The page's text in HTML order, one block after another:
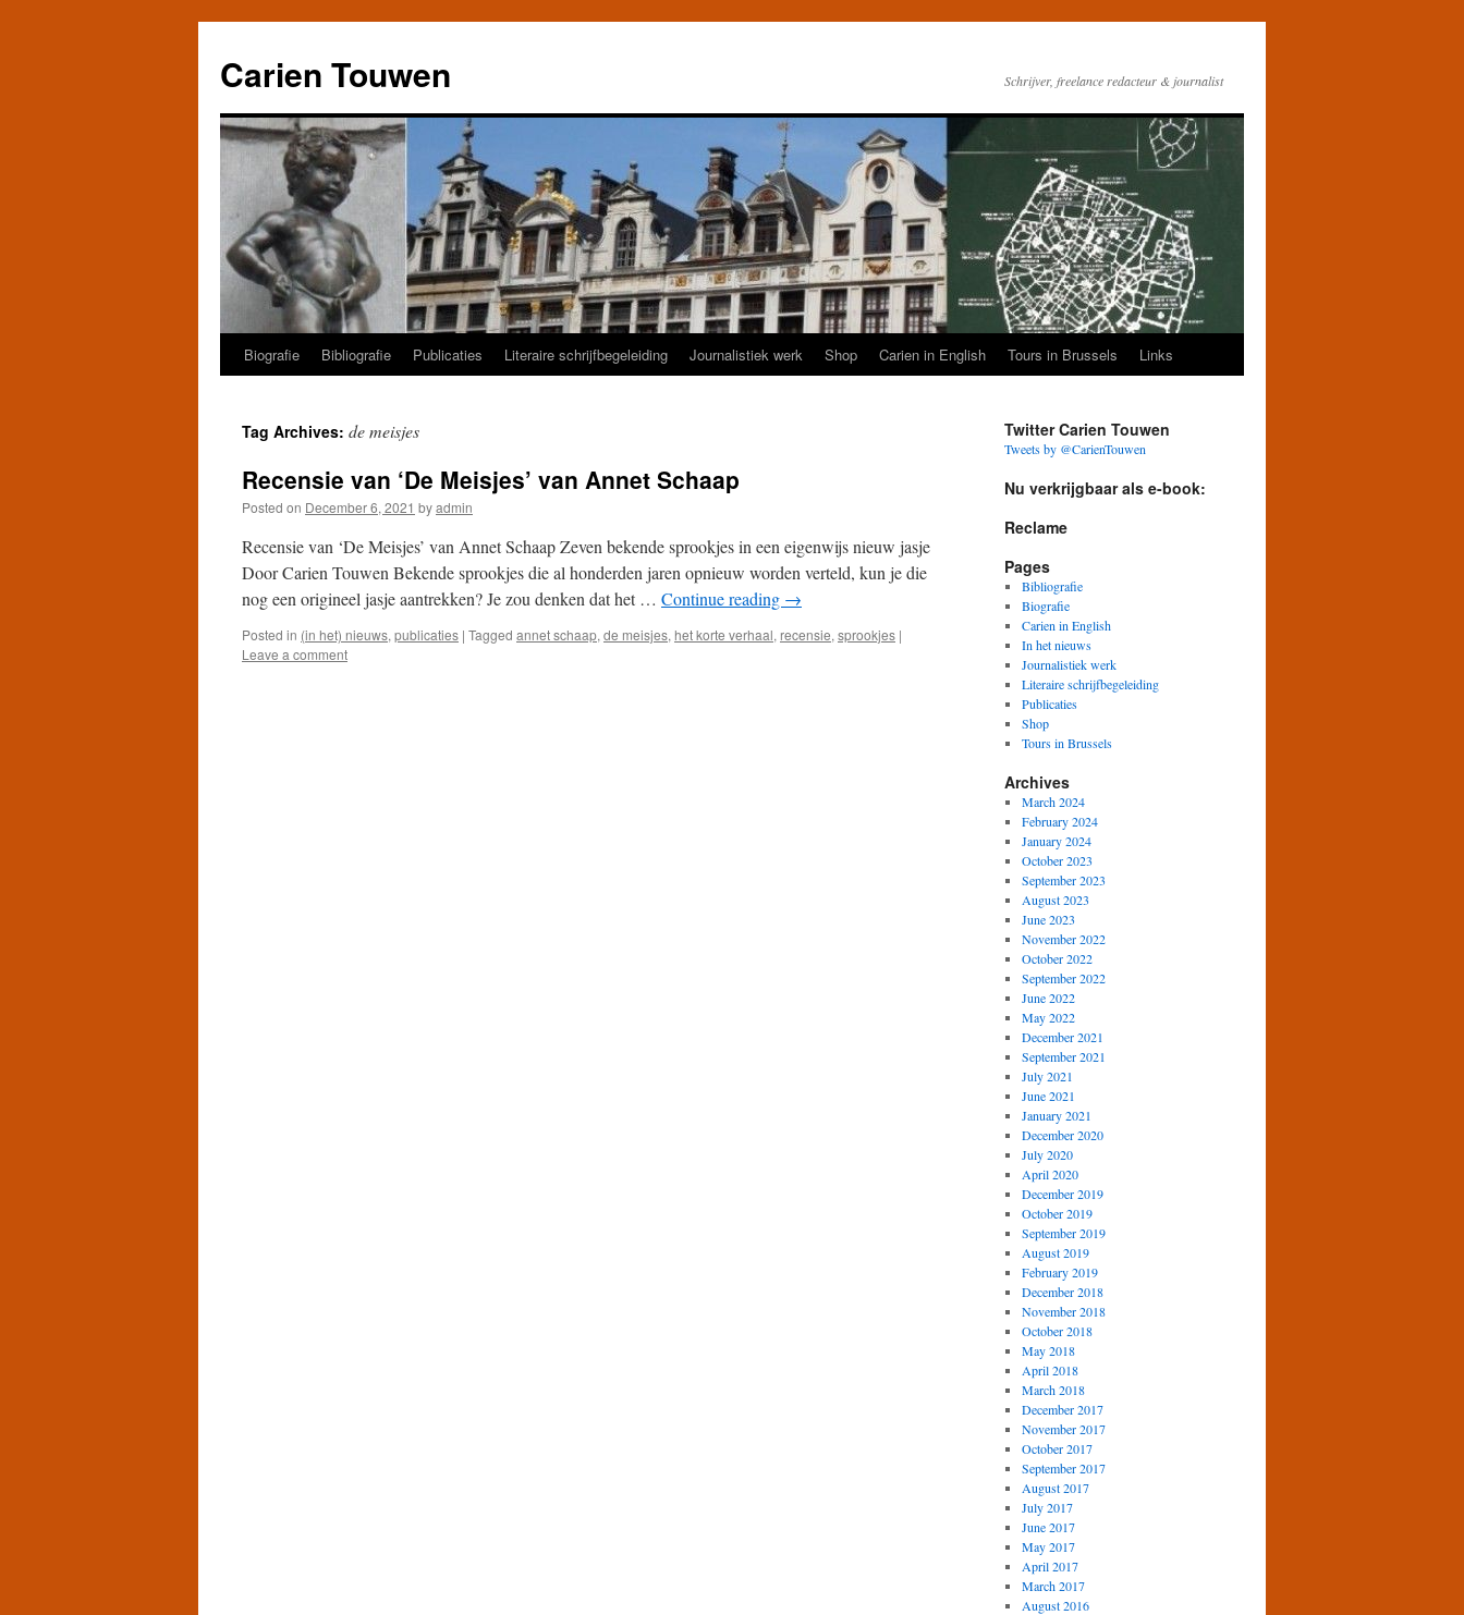
Carien Touwen Schrijver, freelance redacteur & journalist
Skip
content
Biografie Bibliografie Publicaties Literaire schrijfbegeleiding Journalistiek werk Shop Carien in English Tours in Brussels Links
Tag Archives: de meisjes
Recensie van ‘De Meisjes’ van Annet Schaap
Posted on December 6, 2021 byadmin
Recensie van ‘De Meisjes’ van Annet Schaap Zeven bekende sprookjes in een eigenwijs nieuw jasje
Door Carien Touwen Bekende sprookjes die al honderden jaren opnieuw worden verteld, kun je die
nog een origineel jasje aantrekken? Je zou denken dat het … Continue reading →
Posted in (in het) nieuws, publicaties | Tagged annet schaap, de meisjes, het korte verhaal, recensie, sprookjes |
Leave a comment
Twitter Carien Touwen
Tweets by @CarienTouwen
Nu verkrijgbaar als e-book:
Reclame
Pages
Bibliografie
Biografie
Carien in English
In het nieuws
Journalistiek werk
Literaire schrijfbegeleiding
Publicaties
Shop
Tours in Brussels
Archives
March 2024
February 2024
January 2024
October 2023
September 2023
August 2023
June 2023
November 2022
October 2022
September 2022
June 2022
May 2022
December 2021
September 2021
July 2021
June 2021
January 2021
December 2020
July 2020
April 2020
December 2019
October 2019
September 2019
August 2019
February 2019
December 2018
November 2018
October 2018
May 2018
April 2018
March 2018
December 2017
November 2017
October 2017
September 2017
August 2017
July 2017
June 2017
May 2017
April 2017
March 2017
August 2016